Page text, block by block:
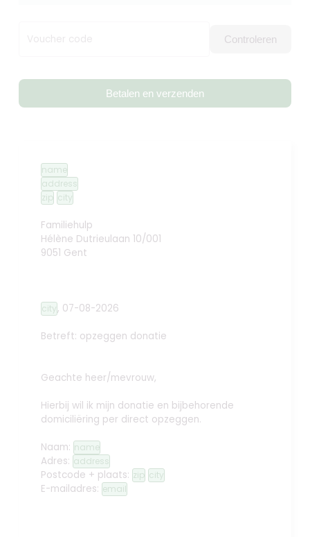
Voucher code Controleren
Betalen en verzenden
name
address
zip city
Familiehulp
Hélène Dutrieulaan 10/001
9051 Gent
city, 07-08-2026
Betreft: opzeggen donatie
Geachte heer/mevrouw,
Hierbij wil ik mijn donatie en bijbehorende
domiciliëring per direct opzeggen.
Naam: name
Adres: address
Postcode + plaats: zip city
E-mailadres: email